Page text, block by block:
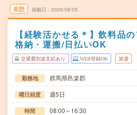
未読 掲載日 2026/08/05
【経験活かせる＊】飲料品
格納・運搬/日払いOK
交通費別途支給あり WEB登録OK 派遣
勤務地 群馬県邑楽郡
曜日頻度 週5日
時間 08:00～16:30